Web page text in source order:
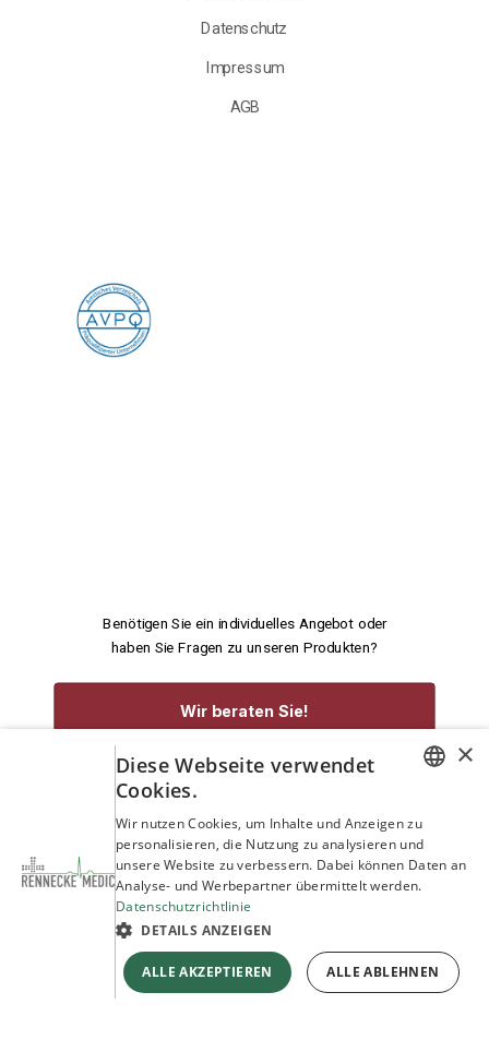
Datenschutz
Impressum
AGB
Benötigen Sie ein individuelles Angebot oder
haben Sie Fragen zu unseren Produkten?
Wir beraten Sie!
service@rennecke-medic.com +49 1573 933272
ENGLISH
×
Diese Webseite verwendet
Cookies.
Wir nutzen Cookies, um Inhalte und Anzeigen zu
personalisieren, die Nutzung zu analysieren und
unsere Website zu verbessern. Dabei können Daten an
Analyse- und Werbepartner übermittelt werden.
Datenschutzrichtlinie
DETAILS ANZEIGEN
ALLE AKZEPTIEREN ALLE ABLEHNEN